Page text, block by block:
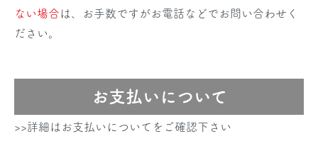
ない場合は、お手数ですがお電話などでお問い合わせく
ださい。
お支払いについて
>>詳細はお支払いについてをご確認下さい